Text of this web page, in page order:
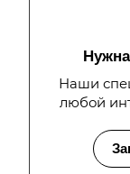
Наши
любой